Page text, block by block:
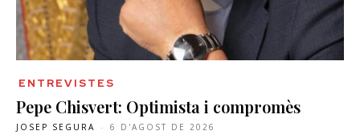
ENTREVISTES
Pepe Chisvert: Optimista i compromès
JOSEP SEGURA - 6 D'AGOST DE 2026